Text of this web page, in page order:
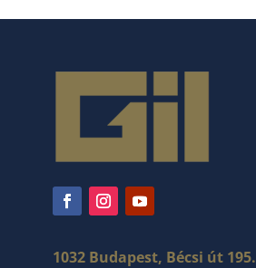
1032 Budapest, Bécsi út 195.